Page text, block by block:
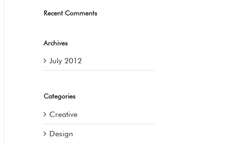
Recent Comments
Archives
July 2012
Categories
Creative
Design